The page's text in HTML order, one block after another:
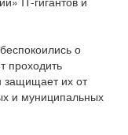
о
проходить
защищает их от
и муниципальных